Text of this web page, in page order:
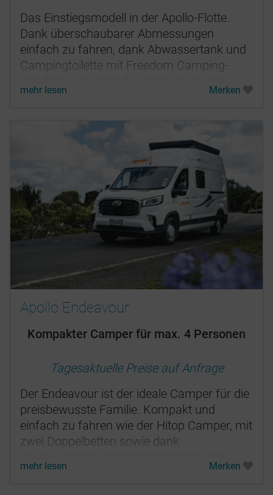
Das Einstiegsmodell in der Apollo-Flotte.
Dank überschaubarer Abmessungen
einfach zu fahren, dank Abwassertank und
Campingtoilette mit Freedom Camping-
weniger Platz und ohne Dusche an Bord...
mehr lesen Merken
Apollo Endeavour
Kompakter Camper für max. 4 Personen
Tagesaktuelle Preise auf Anfrage
Der Endeavour ist der ideale Camper für die
preisbewusste Familie. Kompakt und
einfach zu fahren wie der Hitop Camper, mit
zwei Doppelbetten sowie dank
Freedom Camping-Zertifizierung.
mehr lesen Merken